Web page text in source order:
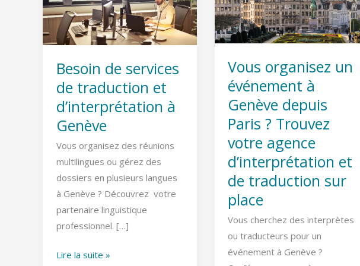
Besoin de services
de traduction et
d’interprétation à
Genève
Vous organisez des réunions
multilingues ou gérez des
dossiers en plusieurs langues
à Genève ? Découvrez votre
partenaire linguistique
professionnel. […]
de
traduction
et
à
Genève
Lire la suite »
Vous organisez un
événement à
Genève depuis
Paris ? Trouvez
votre agence
d’interprétation et
de traduction sur
place
Vous cherchez des interprètes
ou traducteurs pour un
événement à Genève ?
événement
à
Genève
depuis
Paris
?
Trouvez
votre
agence
d’interprétation
et
de
traduction
sur
place